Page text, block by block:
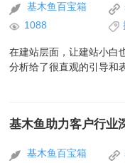
基木鱼百宝箱
1088
在建站层面，让建站小白
分析给了很直观的引导和
基木鱼助力客户行业
基木鱼百宝箱